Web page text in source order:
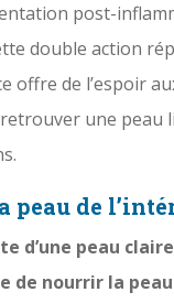
post-
double action
offre de l’espoir
une peau
peau de
d’une peau
de nourrir la